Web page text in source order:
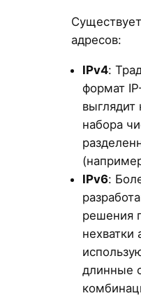
адресов:
IPv4:
формат
выглядит
набора
IPv6:
решения
нехватки
длинные